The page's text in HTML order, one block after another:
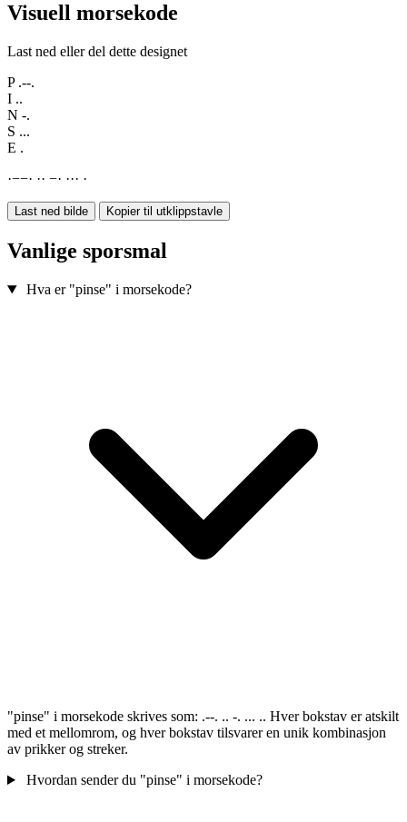
Visuell morsekode
Last ned eller del dette designet
P .--.
I ..
N -.
S ...
E .
·−−· ·· −· ··· ·
Last ned bilde Kopier til utklippstavle
Vanlige sporsmal
Hva er "pinse" i morsekode?
"pinse" i morsekode skrives som: .--. .. -. ... .. Hver bokstav er atskilt
med et mellomrom, og hver bokstav tilsvarer en unik kombinasjon
av prikker og streker.
Hvordan sender du "pinse" i morsekode?